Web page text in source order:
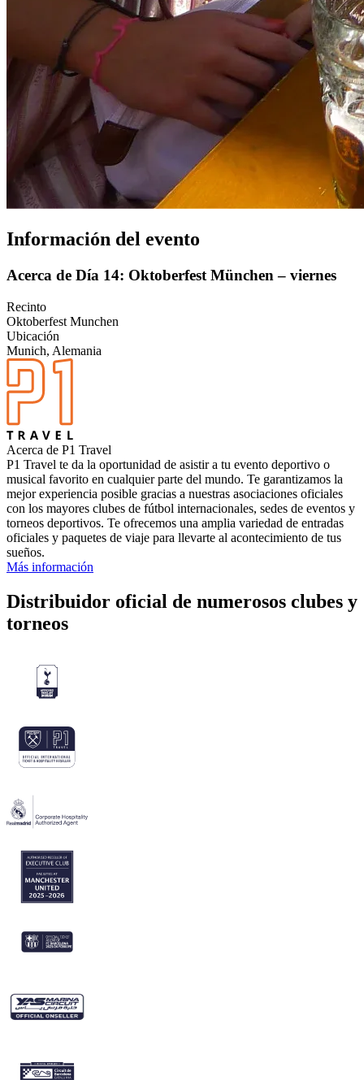
Información del evento
Acerca de Día 14: Oktoberfest München – viernes
Recinto
Oktoberfest Munchen
Ubicación
Munich, Alemania
Acerca de P1 Travel
P1 Travel te da la oportunidad de asistir a tu evento deportivo o
musical favorito en cualquier parte del mundo. Te garantizamos la
mejor experiencia posible gracias a nuestras asociaciones oficiales
con los mayores clubes de fútbol internacionales, sedes de eventos y
torneos deportivos. Te ofrecemos una amplia variedad de entradas
oficiales y paquetes de viaje para llevarte al acontecimiento de tus
sueños.
Más información
Distribuidor oficial de numerosos clubes y
torneos